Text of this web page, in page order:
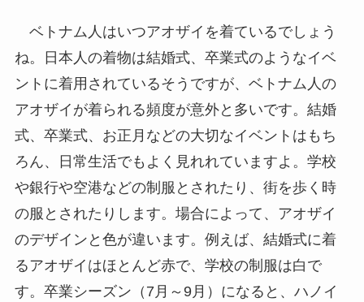
ベトナム人はいつアオザイを着ているでしょう
ね。日本人の着物は結婚式、卒業式のようなイベ
ントに着用されているそうですが、ベトナム人の
アオザイが着られる頻度が意外と多いです。結婚
式、卒業式、お正月などの大切なイベントはもち
ろん、日常生活でもよく見れれていますよ。学校
や銀行や空港などの制服とされたり、街を歩く時
の服とされたりします。場合によって、アオザイ
のデザインと色が違います。例えば、結婚式に着
るアオザイはほとんど赤で、学校の制服は白で
す。卒業シーズン（7月～9月）になると、ハノイ